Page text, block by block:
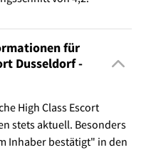
für
Dusseldorf -
High Class Escort
stets aktuell. Besonders
Inhaber bestätigt" in den